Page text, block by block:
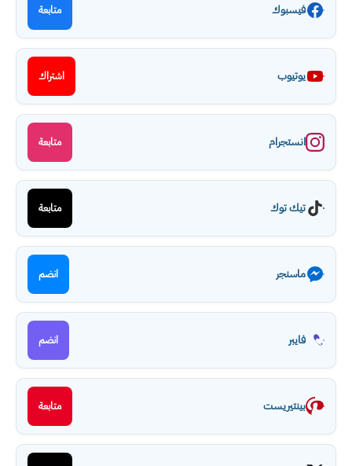
فيسبوك متابعة
يوتيوب اشتراك
انستجرام متابعة
تيك توك متابعة
ماسنجر انضم
فايبر انضم
بينتيريست متابعة